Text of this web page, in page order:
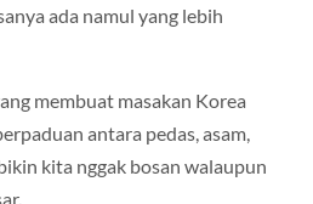
ada namul yang lebih
membuat masakan Korea
antara pedas, asam,
kita nggak bosan walaupun